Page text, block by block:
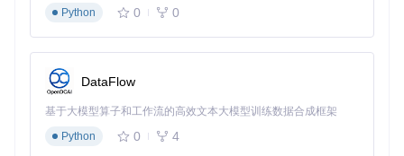
内置的翻译接口支持中日英三种语言的即时转换，特别针对日
文歌曲开发了罗马音生成功能。用户可在设置中选择"原文+译
文"双行显示模式，对于学习外语歌曲的用户来说堪称神器。
三、价值延伸：从工具到音乐管理生态
Python
0 0
DataFlow
基于大模型算子和工作流的高效文本大模型训练数据合成框架
Python
0 4